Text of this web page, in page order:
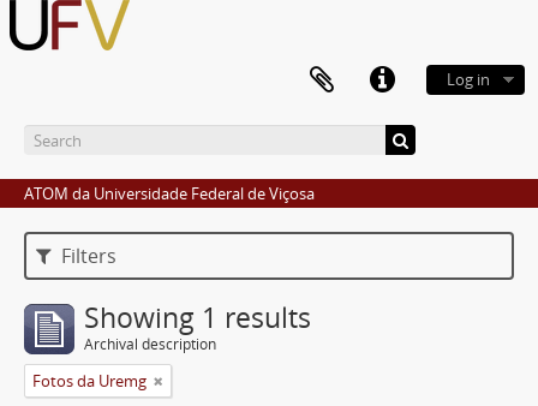
Log in
ATOM da Universidade Federal de Viçosa
Filters
Showing 1 results
Archival description
Fotos da Uremg